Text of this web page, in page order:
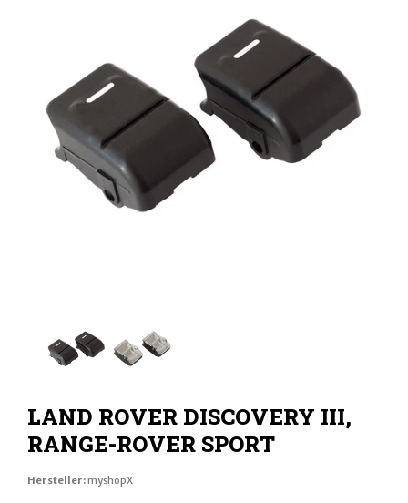
LAND ROVER DISCOVERY III,
RANGE-ROVER SPORT
Hersteller:myshopX